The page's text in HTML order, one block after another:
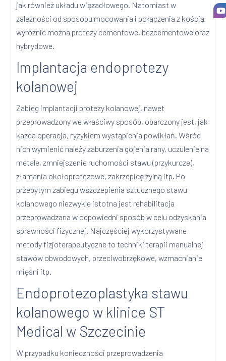
jak również układu więzadłowego. Natomiast w
zależności od sposobu mocowania i połączenia z kością
wyróżnić można protezy cementowe, bezcementowe oraz
hybrydowe.
Implantacja endoprotezy
kolanowej
Zabieg implantacji protezy kolanowej, nawet
przeprowadzony we właściwy sposób, obarczony jest, jak
każda operacja, ryzykiem wystąpienia powikłań. Wśród
nich wymienić należy zaburzenia gojenia rany, uczulenie na
metale, zmniejszenie ruchomości stawu (przykurcze),
złamania okołoprotezowe, zakrzepicę żylną itp. Po
przebytym zabiegu wszczepienia sztucznego stawu
kolanowego niezwykle istotna jest rehabilitacja
przeprowadzana w odpowiedni sposób w celu odzyskania
sprawności fizycznej. Najczęściej wykorzystywane
metody fizjoterapeutyczne to techniki terapii manualnej
stawów obwodowych, przeciwobrzękowe, wzmacnianie
mięśni itp.
Endoprotezoplastyka stawu
kolanowego w klinice ST
Medical w Szczecinie
W przypadku konieczności przeprowadzenia